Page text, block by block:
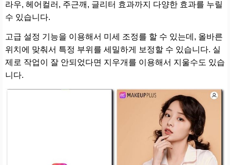
라우, 헤어컬러, 주근깨, 글리터 효과까지 다양한 효과를 누릴
수 있습니다.
고급 설정 기능을 이용해서 미세 조정를 할 수 있는데, 올바른
위치에 맞춰서 특정 부위를 세밀하게 보정할 수 있습니다. 실
제로 작업이 잘 안되었다면 지우개를 이용해서 지울수도 있습
니다.